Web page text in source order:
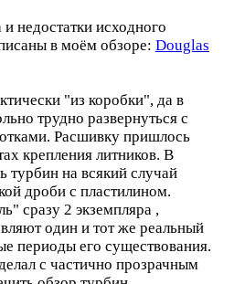
недостатки исходного
в моём обзоре: Douglas
"из коробки", да в
трудно развернуться с
Расшивку пришлось
крепления литников. В
турбин на всякий случай
дроби с пластилином.
сразу 2 экземпляра ,
один и тот же реальный
периоды его существования.
с частично прозрачным